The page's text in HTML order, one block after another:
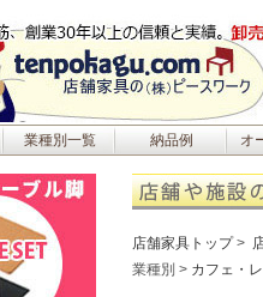
業種別一覧 納品例 オ
店舗家具トップ
業種別
カフェ・